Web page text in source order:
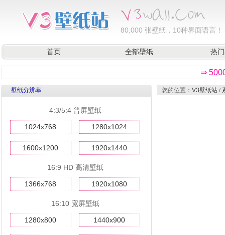
80,000 张壁纸，10种界面语言！
首页 全部壁纸 热
⇒
壁纸分辨率
4:3/5:4 普屏壁纸
1024x768 1280x1024
1600x1200 1920x1440
16:9 HD 高清壁纸
1366x768 1920x1080
16:10 宽屏壁纸
1280x800 1440x900
您的位置： V3壁纸站 /